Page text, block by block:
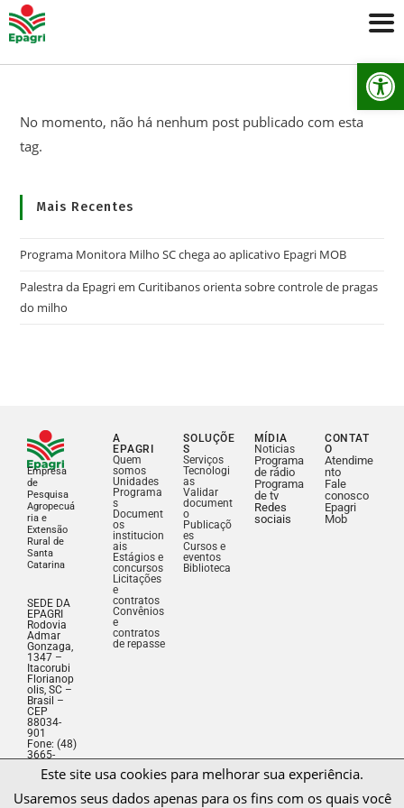
No momento, não há nenhum post publicado com esta
tag.
Mais Recentes
Programa Monitora Milho SC chega ao aplicativo Epagri MOB
Palestra da Epagri em Curitibanos orienta sobre controle de pragas
do milho
Empresa
de
Pesquisa
Agropecuá
ria e
Extensão
Rural de
Santa
Catarina
SEDE DA
EPAGRI
Rodovia
Admar
Gonzaga,
1347 –
Itacorubi
Florianop
olis, SC –
Brasil –
CEP
88034-
901
Fone: (48)
3665-
CNPJ:
1/0001-
A
EPAGRI
Quem
somos
Unidades
Programa
s
Document
os
institucion
ais
Estágios e
concursos
Licitações
e
contratos
Convênios
e
contratos
de repasse
SOLUÇÕE
S
Serviços
Tecnologi
as
Validar
document
o
Publicaçõ
es
Cursos e
eventos
Biblioteca
MÍDIA
Noticias
Programa
de rádio
Programa
de tv
Redes
sociais
CONTAT
O
Atendime
nto
Fale
conosco
Epagri
Mob
Este site usa cookies para melhorar sua experiência.
Usaremos seus dados apenas para os fins com os quais você
consente.